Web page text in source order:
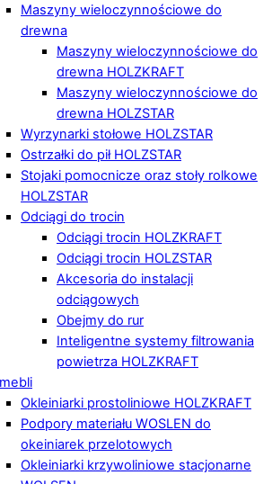
Maszyny wieloczynnościowe do
drewna
Maszyny wieloczynnościowe do
drewna HOLZKRAFT
Maszyny wieloczynnościowe do
drewna HOLZSTAR
Wyrzynarki stołowe HOLZSTAR
Ostrzałki do pił HOLZSTAR
Stojaki pomocnicze oraz stoły rolkowe
HOLZSTAR
Odciągi do trocin
Odciągi trocin HOLZKRAFT
Odciągi trocin HOLZSTAR
Akcesoria do instalacji
odciągowych
Obejmy do rur
Inteligentne systemy filtrowania
powietrza HOLZKRAFT
Okleiniarki prostoliniowe HOLZKRAFT
Podpory materiału WOSLEN do
okeiniarek przelotowych
Okleiniarki krzywoliniowe stacjonarne